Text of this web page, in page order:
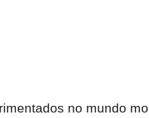
no mundo